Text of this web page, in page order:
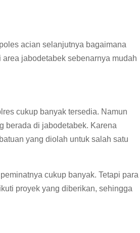
acian selanjutnya bagaimana
jabodetabek sebenarnya mudah
cukup banyak tersedia. Namun
berada di jabodetabek. Karena
yang diolah untuk salah satu
cukup banyak. Tetapi para
proyek yang diberikan, sehingga